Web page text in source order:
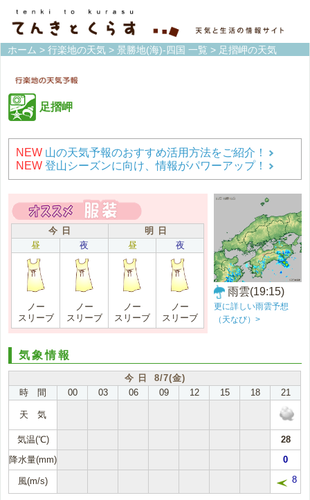
ホーム > 行楽地の天気 > 景勝地(海)-四国 一覧 > 足摺岬の天気
足摺岬
NEW 山の天気予報のおすすめ活用方法をご紹介！
NEW 登山シーズンに向け、情報がパワーアップ！
今 日
明 日
昼
夜 昼 夜
ノー
スリーブ
ノー
スリーブ
ノー
スリーブ
ノー
スリーブ
雨雲(19:15)
更に詳しい雨雲予想
（天なび）>
気象情報
今 日 8/7(金)
時 間
00 03 06 09 12 15 18 21
天 気
気温(℃)
28
降水量(mm)
0
風(m/s) 8